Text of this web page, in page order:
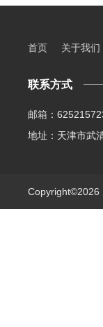
首页 关于我们
联系方式
邮箱：
地址：天津市武